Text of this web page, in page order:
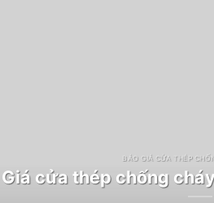
BÁO GIÁ CỬA THÉP
Giá cửa thép chống